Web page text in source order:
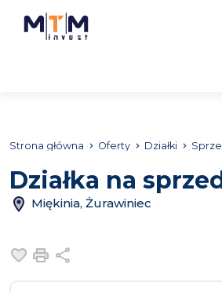
Strona główna Oferty Działki
Działka na
Miękinia, Żurawiniec
Dodaj do ulubionych
Drukuj